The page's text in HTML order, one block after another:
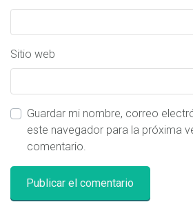
Sitio web
Guardar mi nombre, correo
este navegador para la próxima
comentario.